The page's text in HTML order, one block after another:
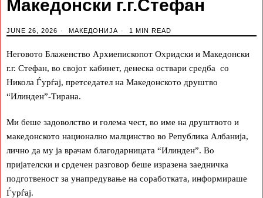
Македонски г.г.Стефан
JUNE 26, 2026 МАКЕДОНИЈА 1 MIN READ
Неговото Блаженство Архиепископот Охридски и Македонски
г.г. Стефан, во својот кабинет, денеска оствари средба со
Никола Ѓурѓај, претседател на Македонското друштво
“Илинден”-Тирана.
Ми беше задоволство и голема чест, во име на друштвото и
македонското национално малцинство во Република Албанија,
лично да му ја врачам благодарницата “Илинден”. Во
пријателски и срдечен разговор беше изразена заедничка
подготвеност за унапредување на соработката, информираше
Ѓурѓај.